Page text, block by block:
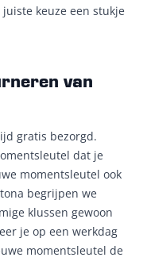
keuze een stukje
van
gratis bezorgd.
dat je
momentsleutel ook
begrijpen we
klussen gewoon
je op een werkdag
momentsleutel de